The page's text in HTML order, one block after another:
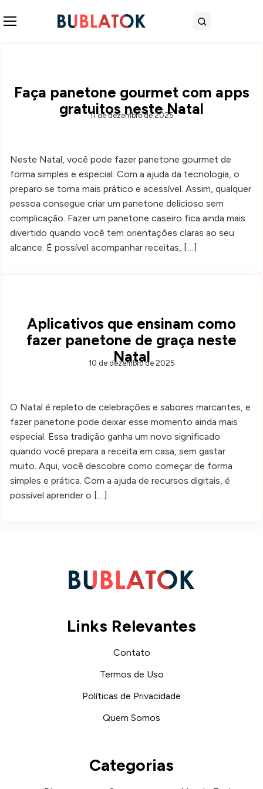
Buscar
Faça panetone gourmet com apps
gratuitos neste Natal
11 de dezembro de 2025
Neste Natal, você pode fazer panetone gourmet de
forma simples e especial. Com a ajuda da tecnologia, o
preparo se torna mais prático e acessível. Assim, qualquer
pessoa consegue criar um panetone delicioso sem
complicação. Fazer um panetone caseiro fica ainda mais
divertido quando você tem orientações claras ao seu
alcance. É possível acompanhar receitas, […]
Aplicativos que ensinam como
fazer panetone de graça neste
Natal
10 de dezembro de 2025
O Natal é repleto de celebrações e sabores marcantes, e
fazer panetone pode deixar esse momento ainda mais
especial. Essa tradição ganha um novo significado
quando você prepara a receita em casa, sem gastar
muito. Aqui, você descobre como começar de forma
simples e prática. Com a ajuda de recursos digitais, é
possível aprender o […]
Links Relevantes
Contato
Termos de Uso
Políticas de Privacidade
Quem Somos
Categorias